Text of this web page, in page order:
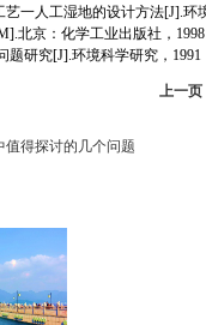
一人工湿地的设计方法[J].环
北京：化学工业出版社，
题研究[J].环境科学研究，
上一页
值得探讨的几个问题